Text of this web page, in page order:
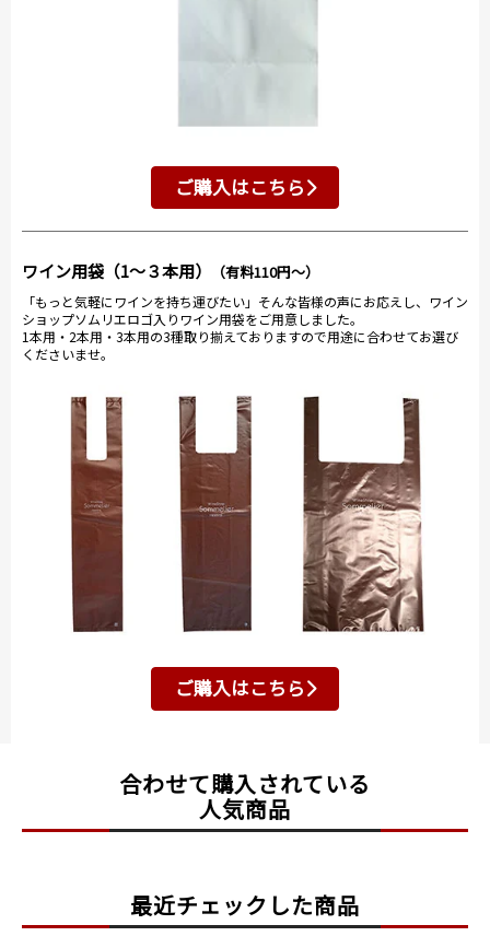
ご購入はこちら
ワイン用袋（1～３本用） （有料110円～）
「もっと気軽にワインを持ち運びたい」そんな皆様の声にお応えし、ワイン
ショップソムリエロゴ入りワイン用袋をご用意しました。
1本用・2本用・3本用の3種取り揃えておりますので用途に合わせてお選び
くださいませ。
ご購入はこちら
合わせて購入されている
人気商品
最近チェックした商品